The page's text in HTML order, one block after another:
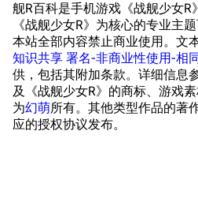
学院与战术
放映厅
战区支队基地
工程局
特别船坞
舰船造船厂
舰船归宿一
舰名溯源
舰艇徽章与
舰R百科是手机游戏《战舰少女R
《战舰少女R》为核心的专业主题
本站全部内容禁止商业使用。文
知识共享 署名-非商业性使用-相
供，包括其附加条款。详细信息
及《战舰少女R》的商标、游戏
为幻萌所有。其他类型作品的著
应的授权协议发布。